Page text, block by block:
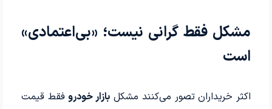
مشکل فقط گرانی نیست؛ «بی‌اعتمادی»
است
اکثر خریداران تصور می‌کنند مشکل بازار خودروفقط قیمت